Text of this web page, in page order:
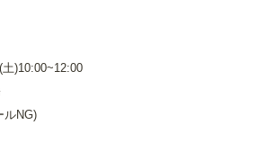
)10:00~12:00
ルNG)